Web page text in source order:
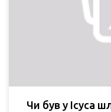
Чи був у Ісуса